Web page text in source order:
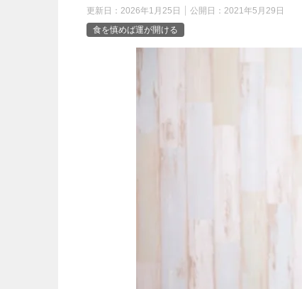
更新日： 2026年1月25日 公開日： 2021年5月29日
食を慎めば運が開ける